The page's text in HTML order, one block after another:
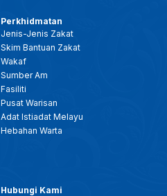
Perkhidmatan
Jenis-Jenis Zakat
Skim Bantuan Zakat
Wakaf
Sumber Am
Fasiliti
Pusat Warisan
Adat Istiadat Melayu
Hebahan Warta
Hubungi Kami